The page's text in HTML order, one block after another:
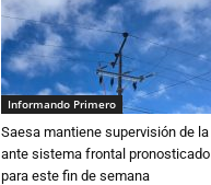
Informando Primero
Saesa mantiene supervisión de la
ante sistema frontal pronosticado
para este fin de semana